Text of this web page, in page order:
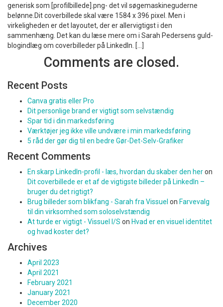
generisk som [profilbillede].png- det vil søgemaskineguderne
belønne.Dit coverbillede skal være 1584 x 396 pixel. Men i
virkeligheden er det layoutet, der er allervigtigst i den
sammenhæng. Det kan du læse mere om i Sarah Pedersens guld-
blogindlæg om coverbilleder på LinkedIn. […]
Comments are closed.
Recent Posts
Canva gratis eller Pro
Dit personlige brand er vigtigt som selvstændig
Spar tid i din markedsføring
Værktøjer jeg ikke ville undvære i min markedsføring
5 råd der gør dig til en bedre Gør-Det-Selv-Grafiker
Recent Comments
En skarp LinkedIn-profil - læs, hvordan du skaber den heron
Dit coverbillede er et af de vigtigste billeder på LinkedIn –
bruger du det rigtigt?
Brug billeder som blikfang - Sarah fra Vissuel on Farvevalg
til din virksomhed som soloselvstændig
At turde er vigtigt - Vissuel I/S on Hvad er en visuel identitet
og hvad koster det?
Archives
April 2023
April 2021
February 2021
January 2021
December 2020